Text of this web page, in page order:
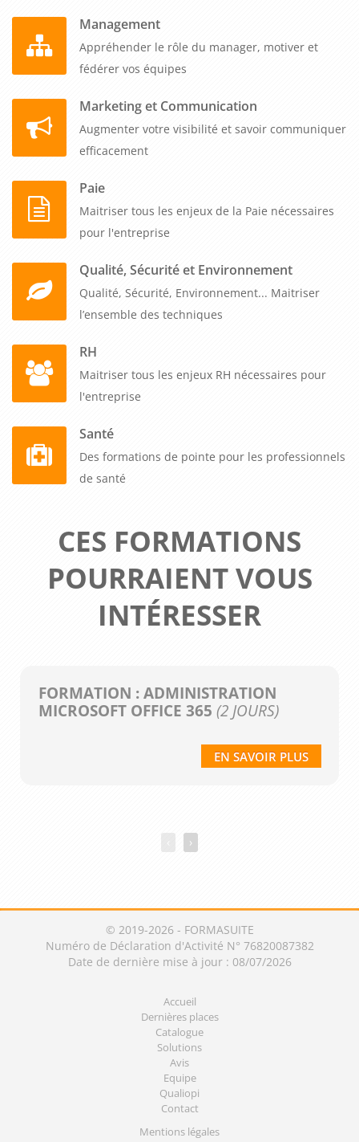
Management
Appréhender le rôle du manager, motiver et
fédérer vos équipes
Marketing et Communication
Augmenter votre visibilité et savoir communiquer
efficacement
Paie
Maitriser tous les enjeux de la Paie nécessaires
pour l'entreprise
Qualité, Sécurité et Environnement
Qualité, Sécurité, Environnement... Maitriser
l’ensemble des techniques
RH
Maitriser tous les enjeux RH nécessaires pour
l'entreprise
Santé
Des formations de pointe pour les professionnels
de santé
CES FORMATIONS
POURRAIENT VOUS
INTÉRESSER
FORMATION : ADMINISTRATION
MICROSOFT OFFICE 365 (2 JOURS)
EN SAVOIR PLUS
›
© 2019-2026 - FORMASUITE
Numéro de Déclaration d'Activité N° 76820087382
Date de dernière mise à jour : 08/07/2026
Accueil
Dernières places
Catalogue
Solutions
Avis
Equipe
Qualiopi
Contact
Mentions légales